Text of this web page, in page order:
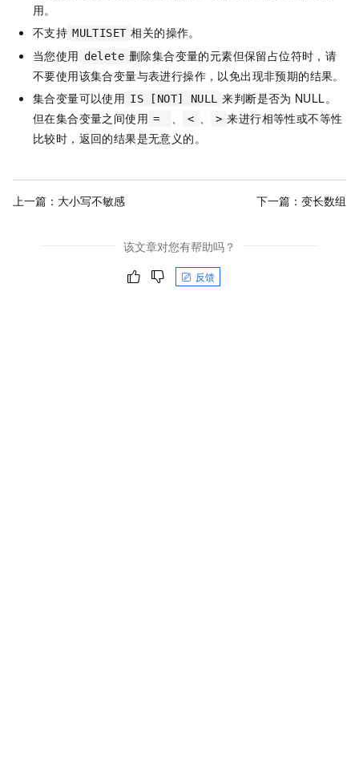
用。
不支持 MULTISET 相关的操作。
当您使用 delete 删除集合变量的元素但保留占位符时，请
不要使用该集合变量与表进行操作，以免出现非预期的结果。
集合变量可以使用 IS [NOT] NULL 来判断是否为 NULL。
但在集合变量之间使用 = < > 来进行相等性或不等性
比较时，返回的结果是无意义的。
上一篇： 大小写不敏感 下一篇： 变长数组
该文章对您有帮助吗？
反馈